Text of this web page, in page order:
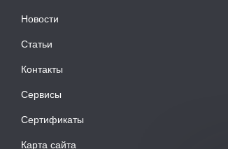
Новости
Статьи
Контакты
Сервисы
Сертификаты
Карта сайта